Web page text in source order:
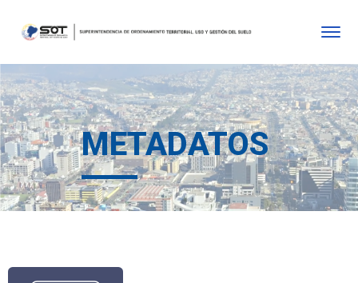
METADATOS